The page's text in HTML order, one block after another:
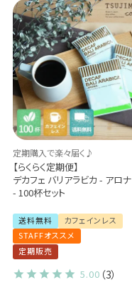
定期購入で楽々届く♪
【らくらく定期便】
デカフェ バリアラビカ - アロナ
- 100杯セット
送料無料
カフェインレス
STAFFオススメ
定期販売
5.00 （3）